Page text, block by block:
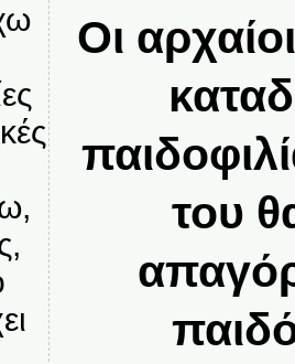
Οι
του